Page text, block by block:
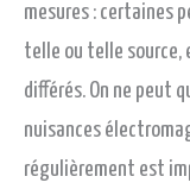
mesures : certaines
telle ou telle source,
différés. On ne peut
nuisances
régulièrement est